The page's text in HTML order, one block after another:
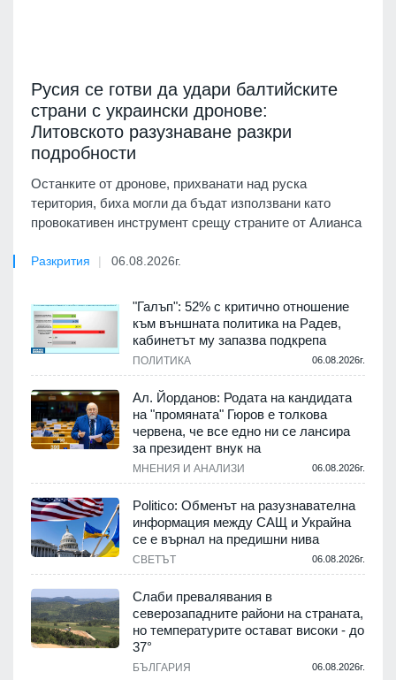
Русия се готви да удари балтийските
страни с украински дронове:
Литовското разузнаване разкри
подробности
Останките от дронове, прихванати над руска
територия, биха могли да бъдат използвани като
провокативен инструмент срещу страните от Алианса
Разкрития 06.08.2026г.
"Галъп": 52% с критично отношение
към външната политика на Радев,
кабинетът му запазва подкрепа
ПОЛИТИКА 06.08.2026г.
Ал. Йорданов: Родата на кандидата
на "промяната" Гюров е толкова
червена, че все едно ни се лансира
за президент внук на
МНЕНИЯ И АНАЛИЗИ 06.08.2026г.
Politico: Обменът на разузнавателна
информация между САЩ и Украйна
се е върнал на предишни нива
СВЕТЪТ 06.08.2026г.
Слаби превалявания в
северозападните райони на страната,
но температурите остават високи - до
37°
БЪЛГАРИЯ 06.08.2026г.